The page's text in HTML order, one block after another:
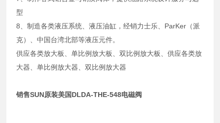
型
8、制造各类液压系统、液压油缸，经销力士乐、ParKer（派
克）、中国台湾北部等液压元件。
供应各类放大板、单比例放大板、双比例放大板、供应各类放
大器、单比例放大器、双比例放大器
销售SUN原装美国DLDA-THE-548电磁阀